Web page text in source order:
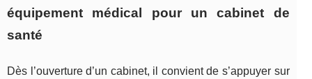
équipement médical pour un cabinet de
santé
Dès l’ouverture d’un cabinet, il convient de s’appuyer sur